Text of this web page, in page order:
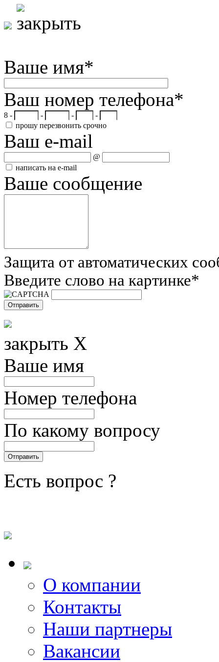
Ваше имя*
Ваш номер телефона*
8 - - -
-
прошу перезвонить срочно
Ваш e-mail
@
написать на e-mail
Ваше сообщение
Защита от автоматических
Введите слово на картинке*
закрыть X
Ваше имя
Номер телефона
По какому вопросу
Есть вопрос ?
О компании
Контакты
Наши партнеры
Вакансии